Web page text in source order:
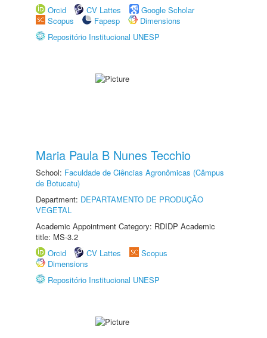
Orcid
CV Lattes
Google Scholar
Scopus
Fapesp
Dimensions
Repositório Institucional UNESP
Maria Paula B Nunes Tecchio
School: Faculdade de Ciências Agronômicas (Câmpus
de Botucatu)
Department: DEPARTAMENTO DE PRODUÇÃO
VEGETAL
Academic Appointment Category: RDIDP Academic
title: MS-3.2
Orcid
CV Lattes
Scopus
Dimensions
Repositório Institucional UNESP